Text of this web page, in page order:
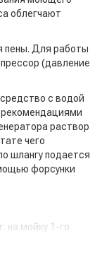
облегчают
пены. Для работы
(давление
с водой
раствор
чего
шлангу подается
форсунки
на мойку 1-го
до 6 метров.